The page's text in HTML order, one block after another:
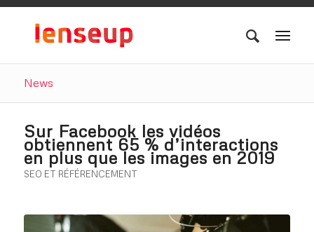
News
Sur Facebook les vidéos
obtiennent 65 % d’interactions
en plus que les images en 2019
SEO ET RÉFÉRENCEMENT